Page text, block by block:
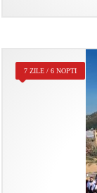
7 ZILE / 6 NOPTI